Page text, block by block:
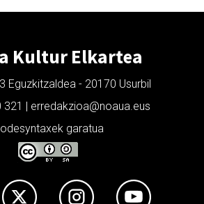
Kultur Elkartea
Eguzkitzaldea - 20170 Usurbil
321 | erredakzioa@noaua.eus
garatua